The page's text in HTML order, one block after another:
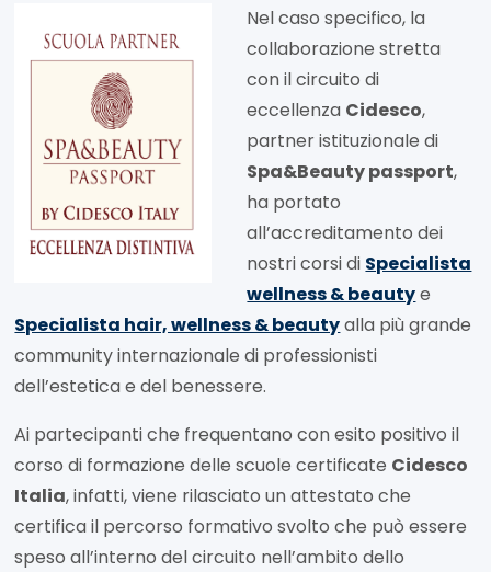
Nel caso specifico, la
collaborazione stretta
con il circuito di
eccellenza Cidesco,
partner istituzionale di
Spa&Beauty passport,
ha portato
all’accreditamento dei
nostri corsi di Specialista
wellness & beautye
Specialista hair, wellness & beautyalla più grande
community internazionale di professionisti
dell’estetica e del benessere.
Ai partecipanti che frequentano con esito positivo il
corso di formazione delle scuole certificate Cidesco
Italia, infatti, viene rilasciato un attestato che
certifica il percorso formativo svolto che può essere
speso all’interno del circuito nell’ambito dello